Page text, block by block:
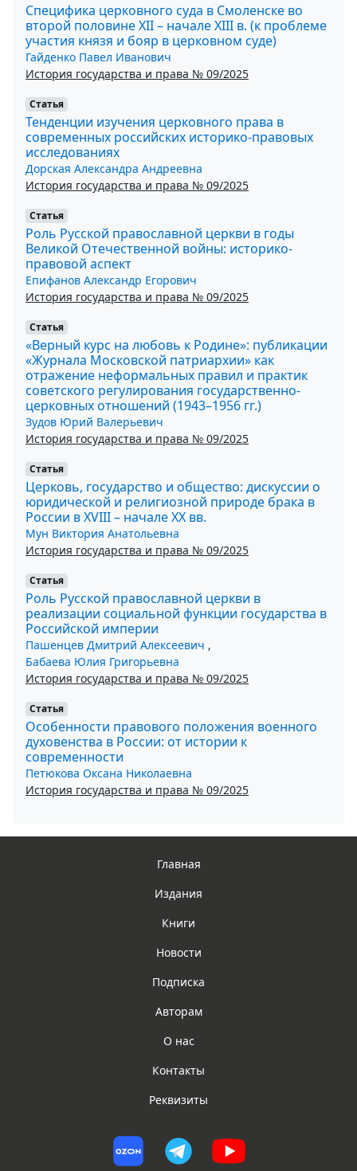
Специфика церковного суда в Смоленске во
второй половине XII – начале XIII в. (к проблеме
участия князя и бояр в церковном суде)
Гайденко Павел Иванович
История государства и права № 09/2025
Статья
Тенденции изучения церковного права в
современных российских историко-правовых
исследованиях
Дорская Александра Андреевна
История государства и права № 09/2025
Статья
Роль Русской православной церкви в годы
Великой Отечественной войны: историко-
правовой аспект
Епифанов Александр Егорович
История государства и права № 09/2025
Статья
«Верный курс на любовь к Родине»: публикации
«Журнала Московской патриархии» как
отражение неформальных правил и практик
советского регулирования государственно-
церковных отношений (1943–1956 гг.)
Зудов Юрий Валерьевич
История государства и права № 09/2025
Статья
Церковь, государство и общество: дискуссии о
юридической и религиозной природе брака в
России в XVIII – начале XX вв.
Мун Виктория Анатольевна
История государства и права № 09/2025
Статья
Роль Русской православной церкви в
реализации социальной функции государства в
Российской империи
Пашенцев Дмитрий Алексеевич ,
Бабаева Юлия Григорьевна
История государства и права № 09/2025
Статья
Особенности правового положения военного
духовенства в России: от истории к
современности
Петюкова Оксана Николаевна
История государства и права № 09/2025
Главная
Издания
Книги
Новости
Подписка
Авторам
О нас
Контакты
Реквизиты